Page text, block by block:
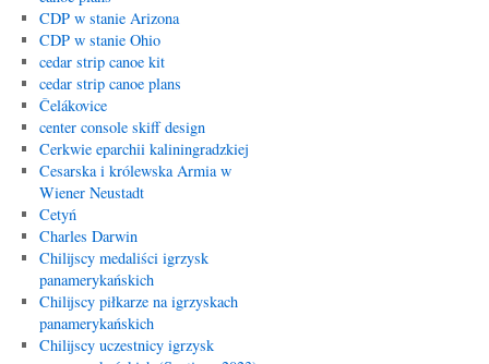
CDP w stanie Arizona
CDP w stanie Ohio
cedar strip canoe kit
cedar strip canoe plans
Čelákovice
center console skiff design
Cerkwie eparchii kaliningradzkiej
Cesarska i królewska Armia w
Wiener Neustadt
Cetyń
Charles Darwin
Chilijscy medaliści igrzysk
panamerykańskich
Chilijscy piłkarze na igrzyskach
panamerykańskich
Chilijscy uczestnicy igrzysk